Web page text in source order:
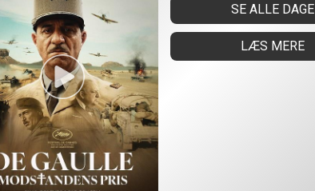
SE ALLE DAGE
LÆS MERE